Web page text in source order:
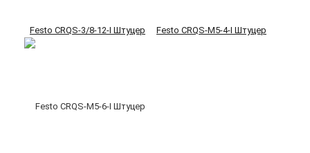
Festo CRQS-3/8-12-I Штуцер Festo CRQS-M5-4-I Штуцер